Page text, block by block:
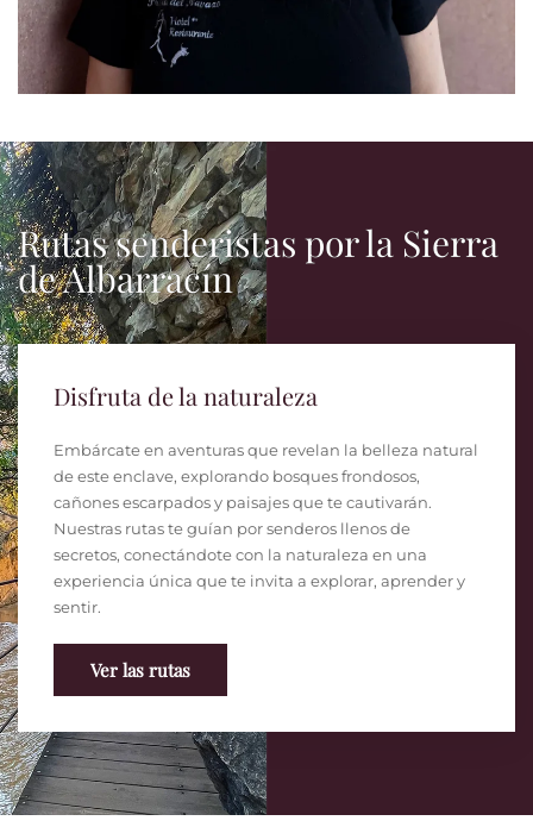
Rutas senderistas por la Sierra
de Albarracín
Disfruta de la naturaleza
Embárcate en aventuras que revelan la belleza natural
de este enclave, explorando bosques frondosos,
cañones escarpados y paisajes que te cautivarán.
Nuestras rutas te guían por senderos llenos de
secretos, conectándote con la naturaleza en una
experiencia única que te invita a explorar, aprender y
sentir.
Ver las rutas